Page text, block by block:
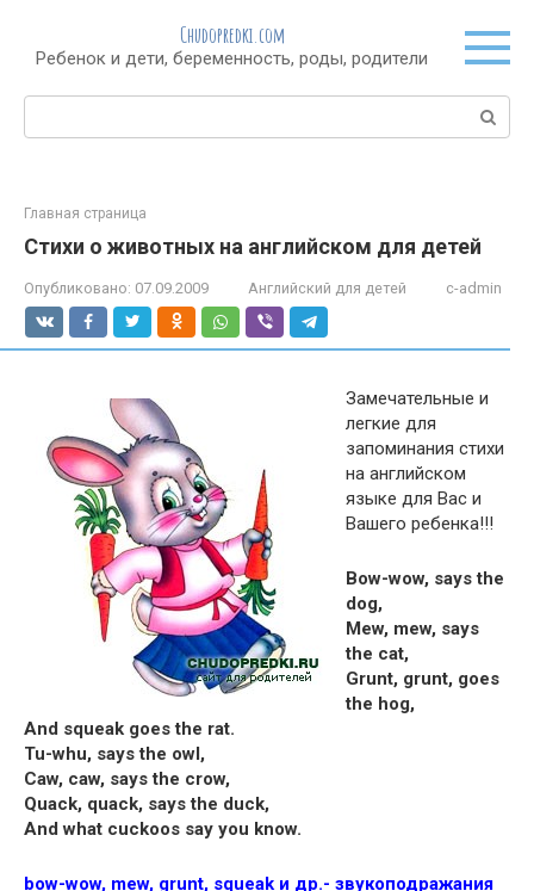
контенту
Chudopredki.com
Ребенок и дети, беременность, роды, родители
Поиск:
Главная страница
Стихи о животных на английском для детей
Опубликовано: 07.09.2009 Английский для детей c-admin
Замечательные и
легкие для
запоминания стихи
на английском
языке для Вас и
Вашего ребенка!!!
Bow-wow, says the
dog,
Mew, mew, says
the cat,
Grunt, grunt, goes
the hog,
And squeak goes the rat.
Tu-whu, says the owl,
Caw, caw, says the crow,
Quack, quack, says the duck,
And what cuckoos say you know.
bow-wow, mew, grunt, squeak и др.- звукоподражания